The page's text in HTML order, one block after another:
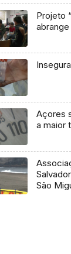
Projeto
Açores
a maior
São